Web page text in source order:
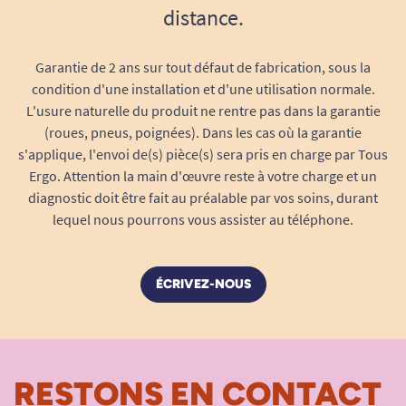
fabricant, tout en restant stable lors de vos
Que vous cherchiez à soulager des tensions,
stimuler la circulation sanguine ou compléter
votre programme de rééducation, la qualité des
électrodes influe directement sur vos résultats
et votre confort d’utilisation. Conçues pour offrir
la meilleure conduction possible des
impulsions, elles sont aussi pensées pour
d’inconfort ou de perte d’adhérence.
Une conception étudiée pour l’efficacité et
composition interne des électrodes assure
distance.
Garantie de 2 ans sur tout défaut de fabrication, sous la
condition d'une installation et d'une utilisation normale.
L'usure naturelle du produit ne rentre pas dans la garantie
(roues, pneus, poignées). Dans les cas où la garantie
s'applique, l'envoi de(s) pièce(s) sera pris en charge par Tous
Ergo. Attention la main d'œuvre reste à votre charge et un
diagnostic doit être fait au préalable par vos soins, durant
lequel nous pourrons vous assister au téléphone.
ÉCRIVEZ-NOUS
RESTONS EN CONTACT